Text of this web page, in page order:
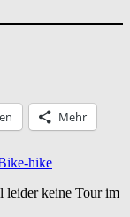
Mehr
hike
leider keine Tour im